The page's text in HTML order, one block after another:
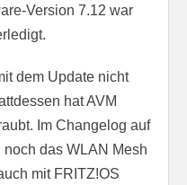
Version 7.12 war
dem Update nicht
hat AVM
Im Changelog auf
das WLAN Mesh
mit FRITZ!OS